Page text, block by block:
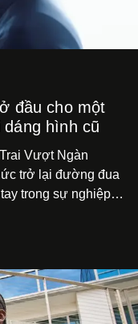
đầu cho một
hình cũ
Vượt Ngàn
trở lại đường đua
trong sự nghiệp -
chương trình, mà
làng một MV
sản xuất, trình